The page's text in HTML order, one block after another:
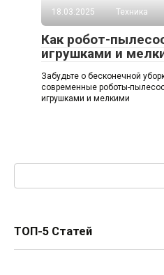
18.03.2025
Техника
Как робот-
игрушками и
Забудьте о бесконечной
современные роботы-
игрушками и мелкими
ТОП-5 Статей